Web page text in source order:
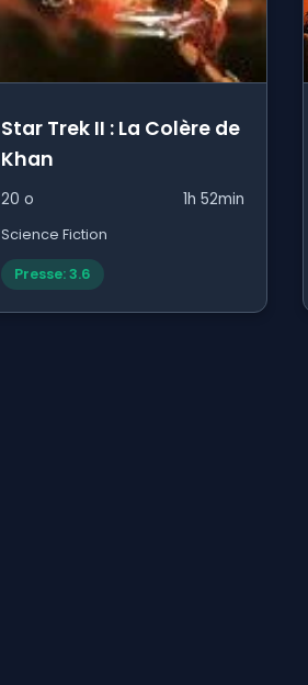
Star Trek II : La Colère de
Khan
20 o 1h 52min
Science Fiction
Presse: 3.6